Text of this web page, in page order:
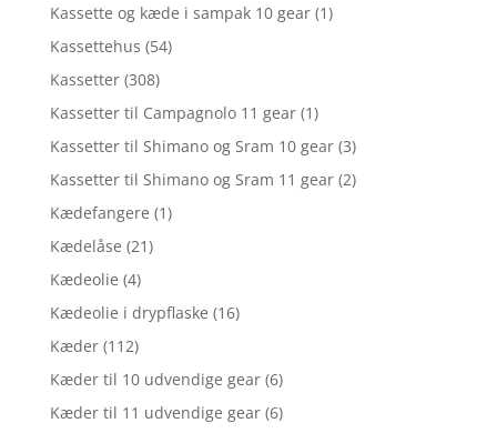
Kassette og kæde i sampak 10 gear (1)
Kassettehus (54)
Kassetter (308)
Kassetter til Campagnolo 11 gear (1)
Kassetter til Shimano og Sram 10 gear (3)
Kassetter til Shimano og Sram 11 gear (2)
Kædefangere (1)
Kædelåse (21)
Kædeolie (4)
Kædeolie i drypflaske (16)
Kæder (112)
Kæder til 10 udvendige gear (6)
Kæder til 11 udvendige gear (6)